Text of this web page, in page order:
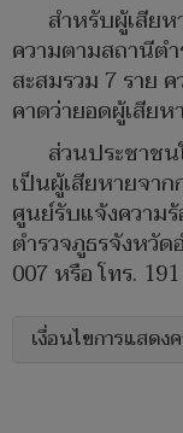
สำหรับผู้เสีย
ความตามสถานีต
สะสมรวม 7 ราย
คาดว่ายอดผู้เสีย
ส่วนประชาช
เป็นผู้เสียหายจา
ศูนย์รับแจ้งความ
ตำรวจภูธรจังหวั
007 หรือ โทร.
เงื่อนไขการแสดง